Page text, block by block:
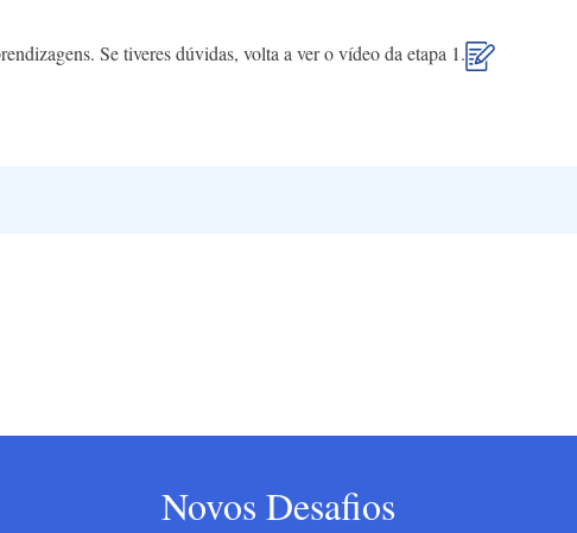
Se tiveres dúvidas, volta a ver o vídeo da etapa 1.
Novos Desafios